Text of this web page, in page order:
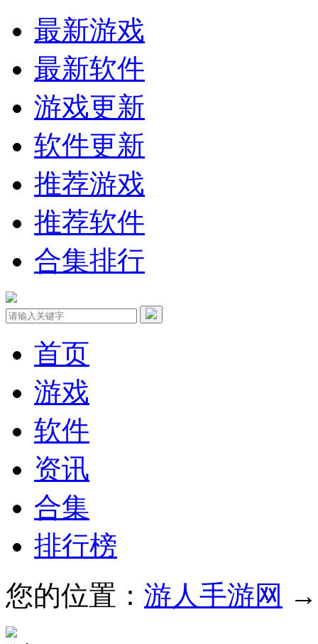
最新游戏
最新软件
游戏更新
软件更新
推荐游戏
推荐软件
合集排行
首页
游戏
软件
资讯
合集
排行榜
您的位置： 游人手游网 →